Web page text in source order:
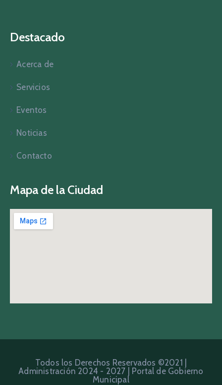
Destacado
Acerca de
Servicios
Eventos
Noticias
Contacto
Mapa de la Ciudad
Todos los Derechos Reservados ©2021 |
Administración 2024 - 2027 | Portal de Gobierno
Municipal